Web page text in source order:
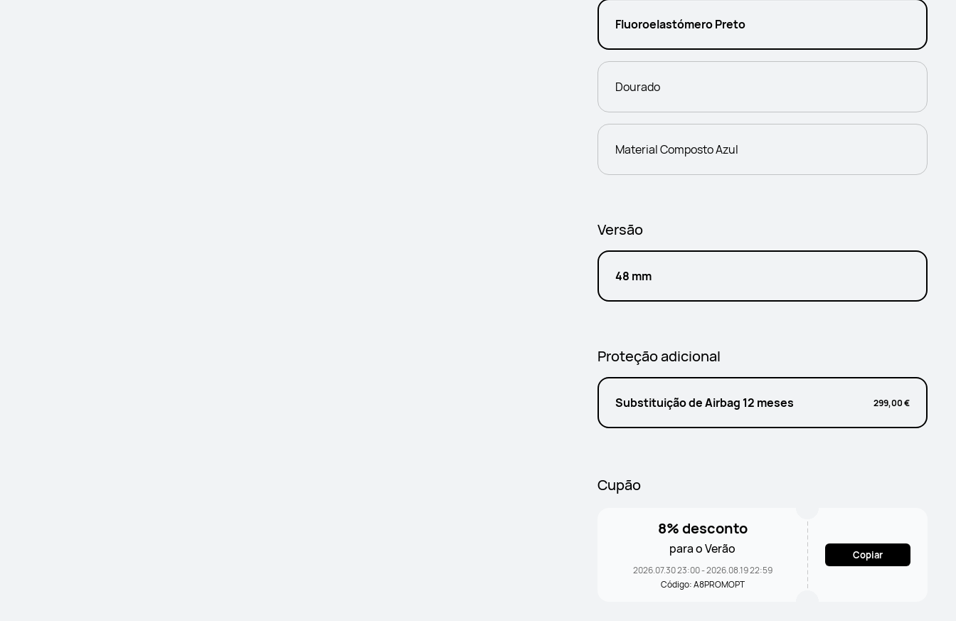
Fluoroelastómero Preto
Dourado
Material Composto Azul
Versão
48 mm
Proteção adicional
Substituição de Airbag 12 meses 299,00 €
Cupão
8% desconto
para o Verão
2026.07.30 23:00 - 2026.08.19 22:59
Código: A8PROMOPT
Copiar